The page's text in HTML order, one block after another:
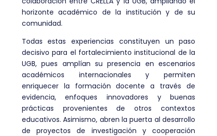
horizonte académico de la institución y de su
comunidad.
Todas estas experiencias constituyen un paso
decisivo para el fortalecimiento institucional de la
UGB, pues amplían su presencia en escenarios
académicos internacionales y permiten
enriquecer la formación docente a través de
evidencia, enfoques innovadores y buenas
prácticas provenientes de otros contextos
educativos. Asimismo, abren la puerta al desarrollo
de proyectos de investigación y cooperación